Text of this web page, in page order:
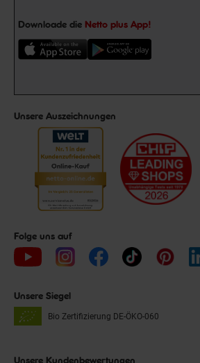
Downloade die Netto plus App!
Unsere Auszeichnungen
Folge uns auf
Unsere Siegel
Bio Zertifizierung DE-ÖKO-060
Unsere Kundenbewertungen